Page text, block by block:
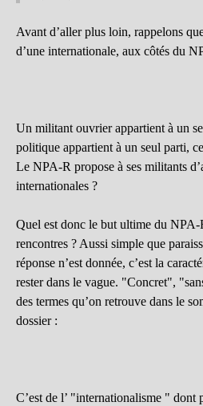
Avant d’aller plus loin, rappelons
d’une internationale, aux côtés du
Un militant ouvrier appartient à un
politique appartient à un seul parti,
Le NPA-R propose à ses militants
internationales ?
Quel est donc le but ultime du NPA-
rencontres ? Aussi simple que
réponse n’est donnée, c’est la
rester dans le vague. "Concret",
des termes qu’on retrouve dans le
dossier :
C’est de l’ "internationalisme " dont